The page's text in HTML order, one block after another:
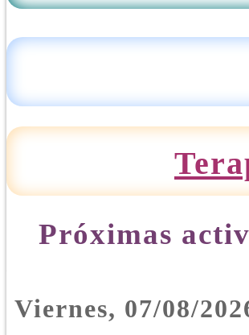
Próximas
Viernes, 07/08/